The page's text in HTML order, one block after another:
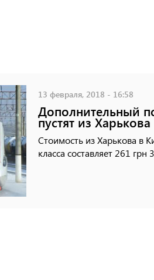
13 февраля, 2018 - 16:58
Дополнительный
пустят из
Стоимость из Харькова в
класса составляет 261 грн